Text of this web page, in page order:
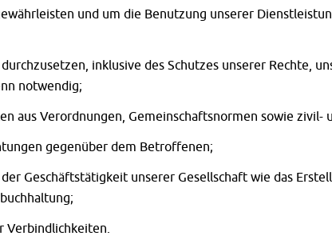
und um die Benutzung unserer
inklusive des Schutzes unserer Rechte,
notwendig;
aus Verordnungen, Gemeinschaftsnormen sowie zivil-
gegenüber dem Betroffenen;
Geschäftstätigkeit unserer Gesellschaft wie das
Verbindlichkeiten.